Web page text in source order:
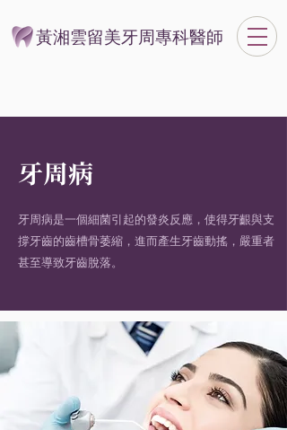
黃湘雲留美牙周專科醫師
牙周病
牙周病是一個細菌引起的發炎反應，使得牙齦與支
撐牙齒的齒槽骨萎縮，進而產生牙齒動搖，嚴重者
甚至導致牙齒脫落。